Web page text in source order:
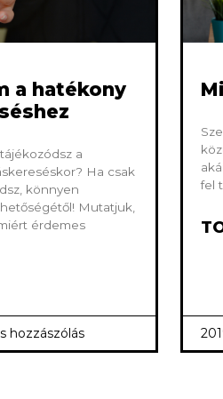
a hatékony
a
Ha csak
könnyen
Mutatjuk,
érdemes
hozzászólás
fel